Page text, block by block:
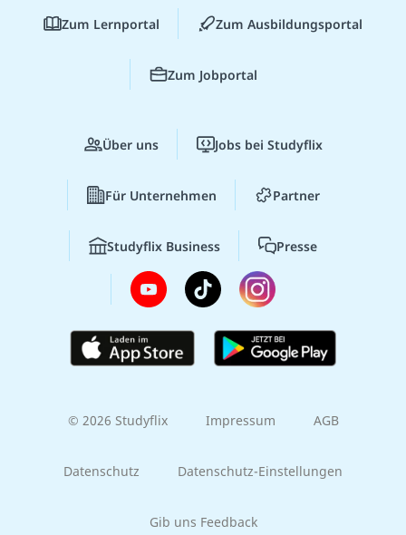
Zum Lernportal Zum Ausbildungsportal
Zum Jobportal
Über uns Jobs bei Studyflix
Für Unternehmen Partner
Studyflix Business Presse
© 2026 Studyflix Impressum AGB
Datenschutz Datenschutz-Einstellungen
Gib uns Feedback